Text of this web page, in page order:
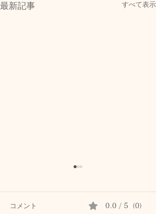
最新記事 すべて表示
コメント 0.0 / 5（0）